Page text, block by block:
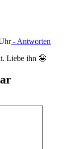
- Antworten
Liebe ihn 🤪